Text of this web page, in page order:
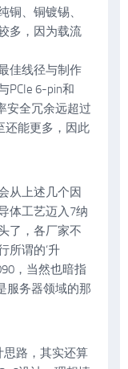
铜、铜镀锡、
多，因为载流
佳线径与制作
PCIe 6-pin和
安全冗余远超过
还能更多，因此
从上述几个因
体工艺迈入7纳
了，各厂家不
所谓的‘升
，当然也暗指
服务器领域的那
思路，其实还算